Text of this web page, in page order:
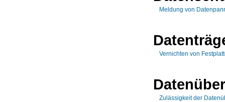
Meldung von
Vernichten von
Zulässigkeit der